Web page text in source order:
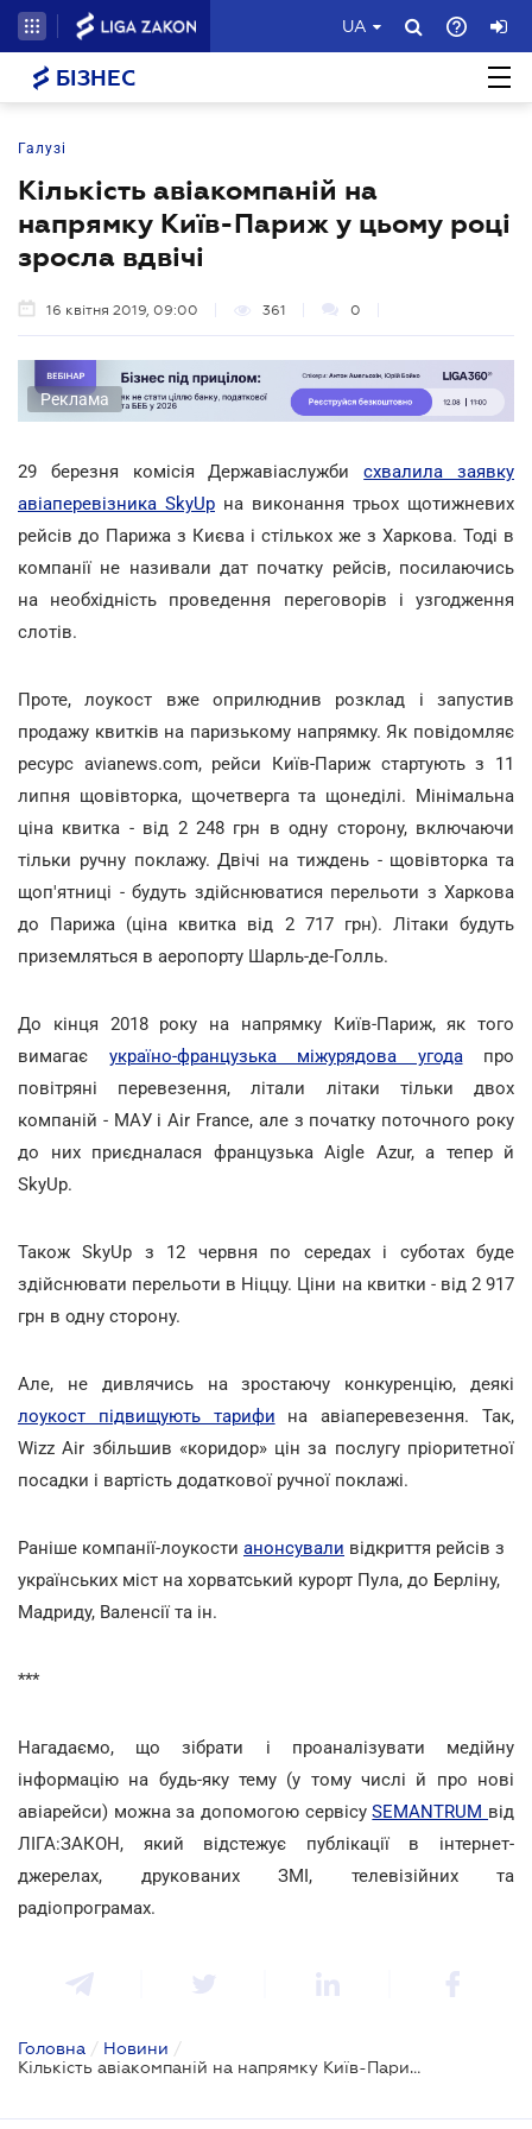
UA
БІЗНЕС
Галузі
Кількість авіакомпаній на
напрямку Київ-Париж у цьому році
зросла вдвічі
16 квітня 2019, 09:00 361 0
Реклама
29 березня комісія Державіаслужбисхвалила заявку
авіаперевізника SkyUp на виконання трьох щотижневих
рейсів до Парижа з Києва і стількох же з Харкова. Тоді в
компанії не називали дат початку рейсів, посилаючись
на необхідність проведення переговорів і узгодження
слотів.
Проте, лоукост вже оприлюднив розклад і запустив
продажу квитків на паризькому напрямку. Як повідомляє
ресурс avianews.com, рейси Київ-Париж стартують з 11
липня щовівторка, щочетверга та щонеділі. Мінімальна
ціна квитка - від 2 248 грн в одну сторону, включаючи
тільки ручну поклажу. Двічі на тиждень - щовівторка та
щоп'ятниці - будуть здійснюватися перельоти з Харкова
до Парижа (ціна квитка від 2 717 грн). Літаки будуть
приземляться в аеропорту Шарль-де-Голль.
До кінця 2018 року на напрямку Київ-Париж, як того
вимагає україно-французька міжурядова угодапро
повітряні перевезення, літали літаки тільки двох
компаній - МАУ і Air France, але з початку поточного року
до них приєдналася французька Aigle Azur, а тепер й
SkyUp.
Також SkyUp з 12 червня по середах і суботах буде
здійснювати перельоти в Ніццу. Ціни на квитки - від 2 917
грн в одну сторону.
Але, не дивлячись на зростаючу конкуренцію, деякі
лоукост підвищують тарифи на авіаперевезення. Так,
Wizz Air збільшив «коридор» цін за послугу пріоритетної
посадки і вартість додаткової ручної поклажі.
Раніше компанії-лоукости анонсували відкриття рейсів з
українських міст на хорватський курорт Пула, до Берліну,
Мадриду, Валенсії та ін.
***
Нагадаємо, що зібрати і проаналізувати медійну
інформацію на будь-яку тему (у тому числі й про нові
авіарейси) можна за допомогою сервісуSEMANTRUM від
ЛІГА:ЗАКОН, який відстежує публікації в інтернет-
джерелах, друкованих ЗМІ, телевізійних та
радіопрограмах.
Головна / Новини /
Кількість авіакомпаній на напрямку Київ-Париж у цьому році зросла вдвічі